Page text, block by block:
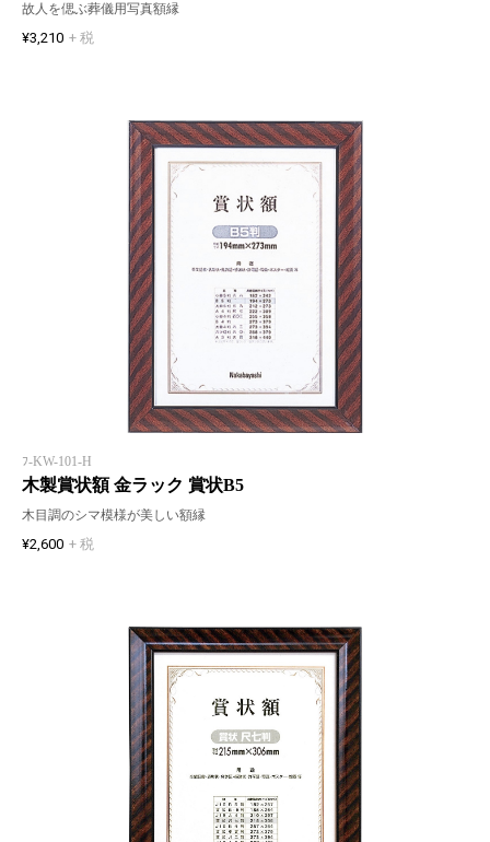
故人を偲ぶ葬儀用写真額縁
¥3,210 + 税
ﾌ-KW-101-H
木製賞状額 金ラック 賞状B5
木目調のシマ模様が美しい額縁
¥2,600 + 税